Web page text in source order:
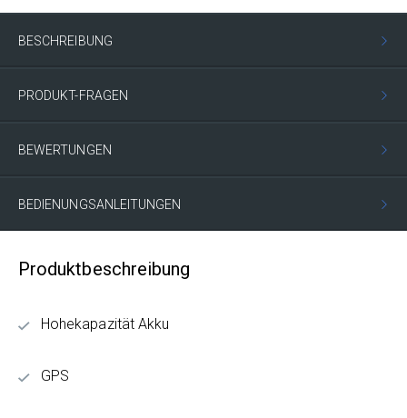
BESCHREIBUNG
PRODUKT-FRAGEN
BEWERTUNGEN
BEDIENUNGSANLEITUNGEN
Produktbeschreibung
Hohekapazität Akku
GPS